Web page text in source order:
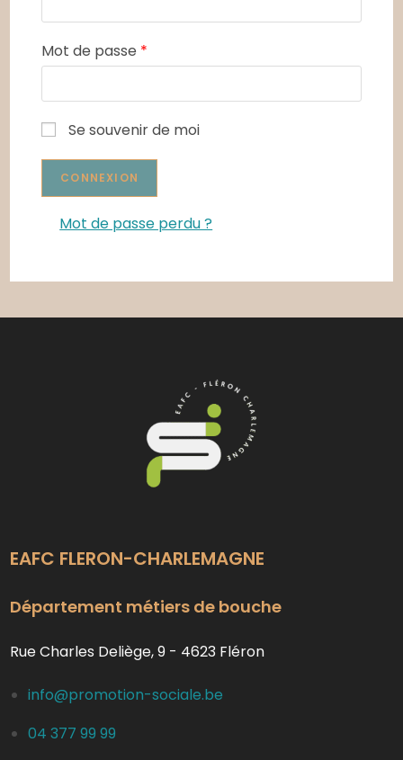
Mot de passe *
Se souvenir de moi
Mot de passe perdu ?
EAFC FLERON-CHARLEMAGNE
Département métiers de bouche
Rue Charles Deliège, 9 - 4623 Fléron
info@promotion-sociale.be
04 377 99 99